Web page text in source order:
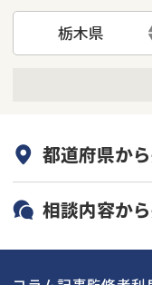
栃木県
初回相談無料
都道府県から
北海道・東北
北海道
関東
相談内容から